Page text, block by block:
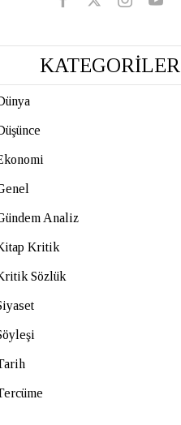
KATEGORİLER
Analiz
Kritik
Sözlük